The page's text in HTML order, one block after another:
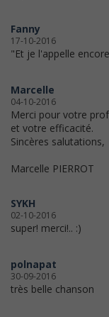
Fanny
17-10-2016
"Et je l'appelle
Marcelle
04-10-2016
Merci pour votre
et votre efficacité.
Sincères salutations,
Marcelle PIERROT
SYKH
02-10-2016
super! merci!.. :)
polnapat
30-09-2016
très belle chanson